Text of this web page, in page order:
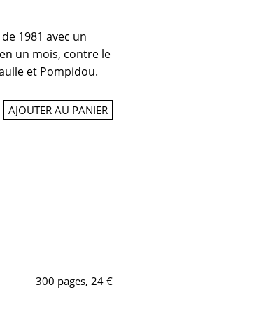
1981 avec un
un mois, contre le
et Pompidou.
AJOUTER AU PANIER
300 pages, 24 €